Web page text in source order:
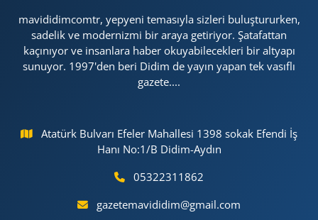
mavididimcomtr, yepyeni temasıyla sizleri buluştururken,
sadelik ve modernizmi bir araya getiriyor. Şatafattan
kaçınıyor ve insanlara haber okuyabilecekleri bir altyapı
sunuyor. 1997'den beri Didim de yayın yapan tek vasıflı
gazete....
Atatürk Bulvarı Efeler Mahallesi 1398 sokak Efendi İş
Hanı No:1/B Didim-Aydın
05322311862
gazetemavididim@gmail.com